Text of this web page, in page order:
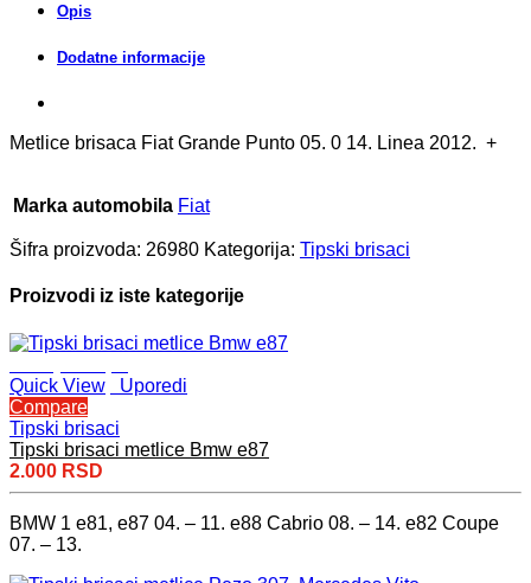
Opis
Dodatne informacije
Metlice brisaca Fiat Grande Punto 05. 0 14. Linea 2012. +
Marka automobila Fiat
Šifra proizvoda: 26980 Kategorija: Tipski brisaci
Proizvodi iz iste kategorije
Quick View
Uporedi
Compare
Tipski brisaci
Tipski brisaci metlice Bmw e87
2.000 RSD
BMW 1 e81, e87 04. – 11. e88 Cabrio 08. – 14. e82 Coupe
07. – 13.